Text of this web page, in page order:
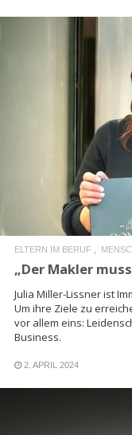
ELTERN IM BERUF
„Der Makler
Julia Miller-Lissner ist
Um ihre Ziele zu
vor allem eins:
Business.
2. APRIL 2024